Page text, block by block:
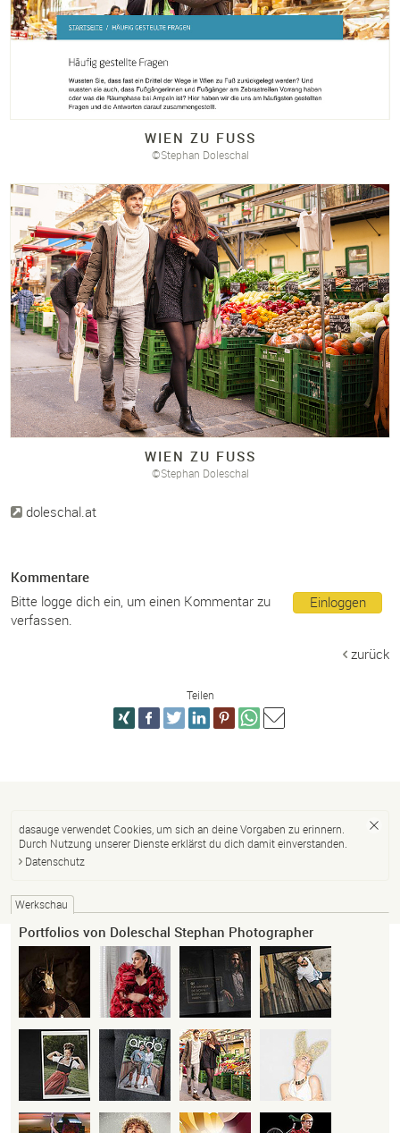
WIEN ZU FUSS
©Stephan Doleschal
WIEN ZU FUSS
©Stephan Doleschal
doleschal.at
Kommentare
Einloggen
Bitte logge dich ein, um einen Kommentar zu
verfassen.
zurück
Teilen
dasauge verwendet Cookies, um sich an deine Vorgaben zu erinnern.
Durch Nutzung unserer Dienste erklärst du dich damit einverstanden.
Datenschutz
Werkschau
Portfolios von Doleschal Stephan Photographer